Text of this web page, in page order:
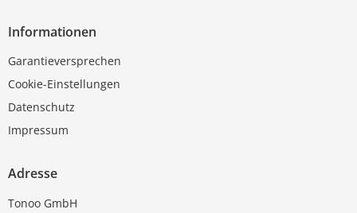
Informationen
Garantieversprechen
Cookie-Einstellungen
Datenschutz
Impressum
Adresse
Tonoo GmbH